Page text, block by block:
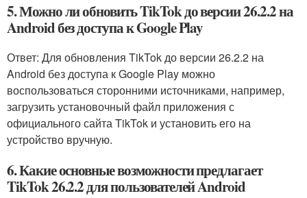
5. Можно ли обновить TikTok до версии 26.2.2 на
Android без доступа к Google Play
Ответ: Для обновления TikTok до версии 26.2.2 на
Android без доступа к Google Play можно
воспользоваться сторонними источниками, например,
загрузить установочный файл приложения с
официального сайта TikTok и установить его на
устройство вручную.
6. Какие основные возможности предлагает
TikTok 26.2.2 для пользователей Android